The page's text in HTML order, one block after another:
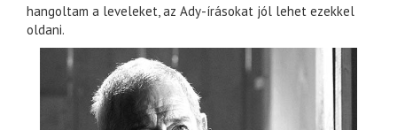
hangoltam a leveleket, az Ady-írásokat jól lehet ezekkel
oldani.